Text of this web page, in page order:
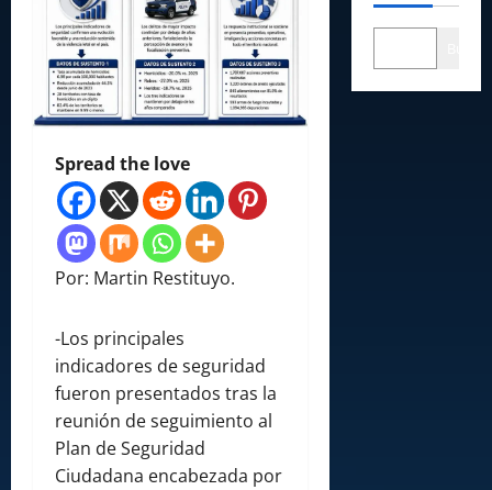
Spread the love
Por: Martin Restituyo.
-Los principales
indicadores de seguridad
fueron presentados tras la
reunión de seguimiento al
Plan de Seguridad
Ciudadana encabezada por